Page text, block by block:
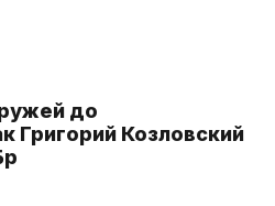
до
Григорий Козловский